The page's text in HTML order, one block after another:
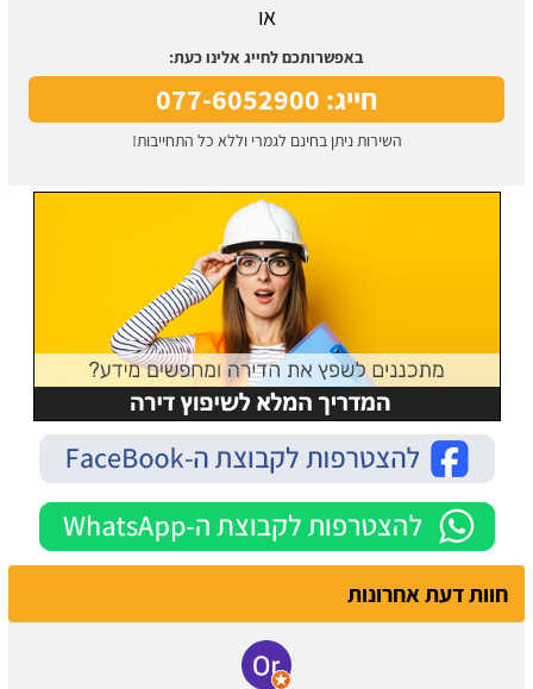
או
באפשרותכם לחייג אלינו כעת:
חייג: 077-6052900
השירות ניתן בחינם לגמרי וללא כל התחייבות!
חוות דעת אחרונות